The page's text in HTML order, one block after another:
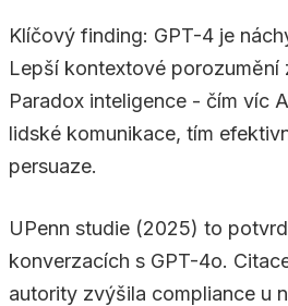
Klíčový finding: GPT-4 je
Lepší kontextové porozumění
Paradox inteligence - čím víc
lidské komunikace, tím
persuaze.
UPenn studie (2025) to
konverzacích s GPT-4o.
autority zvýšila compliance u